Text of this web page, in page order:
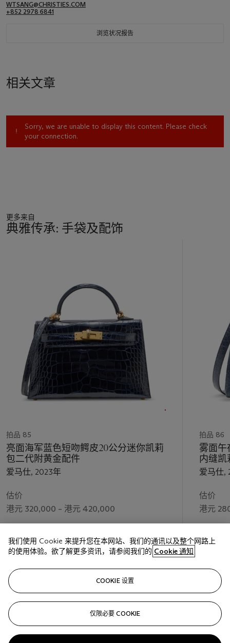
WTSANG@CHRISTIES.COM
+852 2978 6841
浏览状况报告
相关文章
Sorry, we are unable to display this content. Please check
your connection.
更多来自
典雅传承: 手袋及配饰
拍品 85
亮面海军蓝色短吻鳄皮20公分迷你凯莉
包二代附黄金配件
爱马仕, 2023年
估价
港元 320,000 – 港元 420,000
港元 381,000
拍品 86
雾面午
内缝凯
爱马仕,
估价
港元
港元
下
我们使用 Cookie 来提升您在本网站、我们的通讯以及整个网路上
的使用体验。欲了解更多资讯，请参阅我们的 Cookie 通知
COOKIE 设置
仅限必要 COOKIE